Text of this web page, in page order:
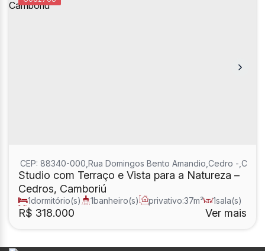
Studio com Terraço e Vista para a Natureza –
Cedros, Camboriú
R$ 318.000
CEP: 88340-000 Rua Domingos Bento Amandio Cedro
1dormitório(s) 1banheiro(s) privativo:37m² 1sala(s)
total:37m² Ver mais